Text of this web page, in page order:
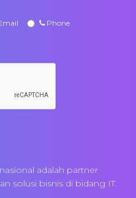
Phone
adalah partner
solusi bisnis di bidang IT.